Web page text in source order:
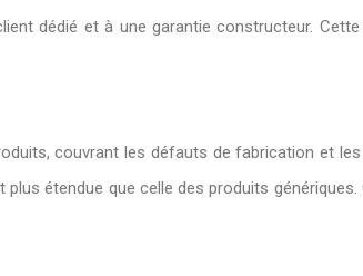
dédié et à une garantie constructeur.
couvrant les défauts de fabrication et
étendue que celle des produits